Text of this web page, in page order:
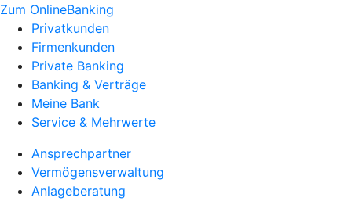
Zum OnlineBanking
Privatkunden
Firmenkunden
Private Banking
Banking & Verträge
Meine Bank
Service & Mehrwerte
Ansprechpartner
Vermögensverwaltung
Anlageberatung